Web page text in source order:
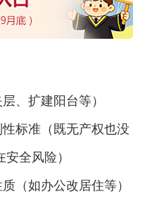
、扩建阳台等）
标准（既无产权也没
全风险）
（如办公改居住等）